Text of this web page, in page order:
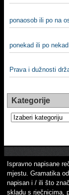
ponaosob ili po na
ponekad ili po nekad
Prava i dužnosti
Kategorije
Kategorije
Ispravno napisane
mjestu. Gramatika
napisan i / ili što
skladu s rječnicima,